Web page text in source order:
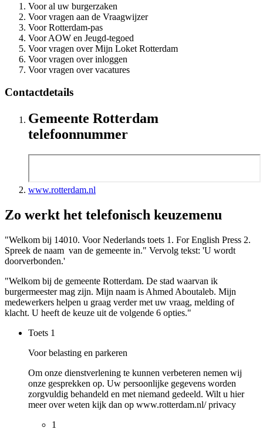
Voor al uw burgerzaken
Voor vragen aan de Vraagwijzer
Voor Rotterdam-pas
Voor AOW en Jeugd-tegoed
Voor vragen over Mijn Loket Rotterdam
Voor vragen over inloggen
Voor vragen over vacatures
Contactdetails
Gemeente Rotterdam
telefoonnummer
www.rotterdam.nl
Zo werkt het telefonisch keuzemenu
"Welkom bij 14010. Voor Nederlands toets 1. For English Press 2.
Spreek de naam van de gemeente in." Vervolg tekst: 'U wordt
doorverbonden.'
"Welkom bij de gemeente Rotterdam. De stad waarvan ik
burgermeester mag zijn. Mijn naam is Ahmed Aboutaleb. Mijn
medewerkers helpen u graag verder met uw vraag, melding of
klacht. U heeft de keuze uit de volgende 6 opties."
Toets 1
Voor belasting en parkeren
Om onze dienstverlening te kunnen verbeteren nemen wij
onze gesprekken op. Uw persoonlijke gegevens worden
zorgvuldig behandeld en met niemand gedeeld. Wilt u hier
meer over weten kijk dan op www.rotterdam.nl/ privacy
1